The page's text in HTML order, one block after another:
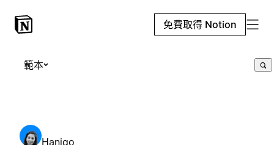
免費取得 Notion
範本
Hanigo